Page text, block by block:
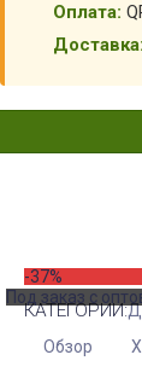
Оплата:
Доставка:
-37%
Под заказ с
КАТЕГОРИИ:
Обзор